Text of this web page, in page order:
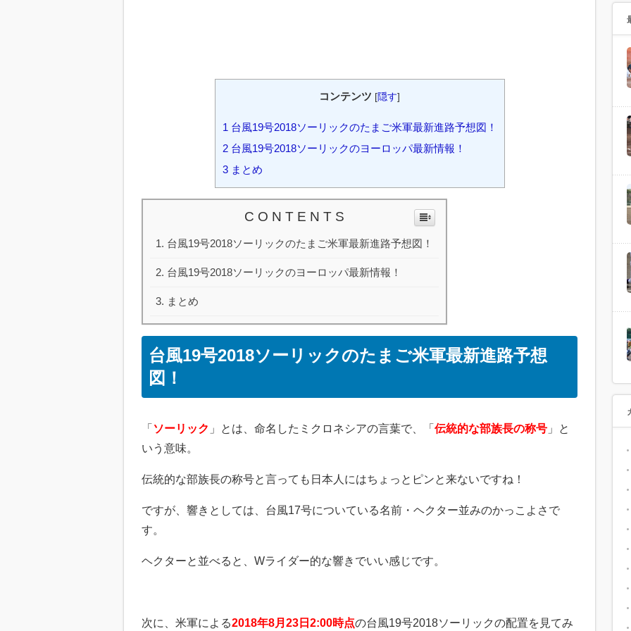
コンテンツ [隠す]
1 台風19号2018ソーリックのたまご米軍最新進路予想図！
2台風19号2018ソーリックのヨーロッパ最新情報！
3まとめ
C O N T E N T S
台風19号2018ソーリックのたまご米軍最新進路予想図！
台風19号2018ソーリックのヨーロッパ最新情報！
まとめ
台風19号2018ソーリックのたまご米軍最新進路予想
図！
「 ソーリック 」とは、命名したミクロネシアの言葉で、「 伝統的な部族長の称号 」と
いう意味。
伝統的な部族長の称号と言っても日本人にはちょっとピンと来ないですね！
ですが、響きとしては、台風17号についている名前・ヘクター並みのかっこよさで
す。
ヘクターと並べると、Wライダー的な響きでいい感じです。
次に、米軍による2018年8月23日2:00時点の台風19号2018ソーリックの配置を見てみ